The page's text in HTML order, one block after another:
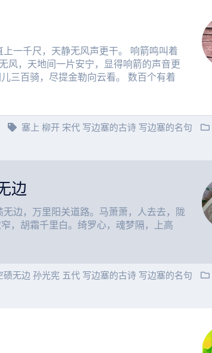
一千尺，天静无风声更干。 响箭鸣叫着
风，天地间一片安宁，显得响箭的声音更
三百骑，尽提金勒向云看。 数百个有着
塞上 柳开 宋代 写边塞的古诗 写边塞的名句
边
无边，万里阳关道路。马萧萧，人去去，陇
，胡霜千里白。绮罗心，魂梦隔，上高
碛无边 孙光宪 五代 写边塞的古诗 写边塞的名句